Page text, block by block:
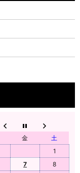
金
土
1
7
8